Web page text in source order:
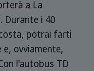
a La
Durante i 40
potrai farti
ovviamente,
l'autobus TD